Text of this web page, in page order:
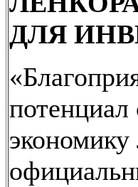
ДЛЯ
потенциал